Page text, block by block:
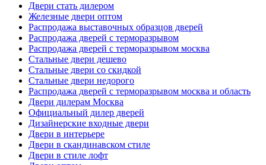
Двери стать дилером
Железные двери оптом
Распродажа выставочных образцов дверей
Распродажа дверей с терморазрывом
Распродажа дверей с терморазрывом москва
Стальные двери дешево
Стальные двери со скидкой
Стальные двери недорого
Распродажа дверей с терморазрывом москва и область
Двери дилерам Москва
Официальный дилер дверей
Дизайнерские входные двери
Двери в интерьере
Двери в скандинавском стиле
Двери в стиле лофт